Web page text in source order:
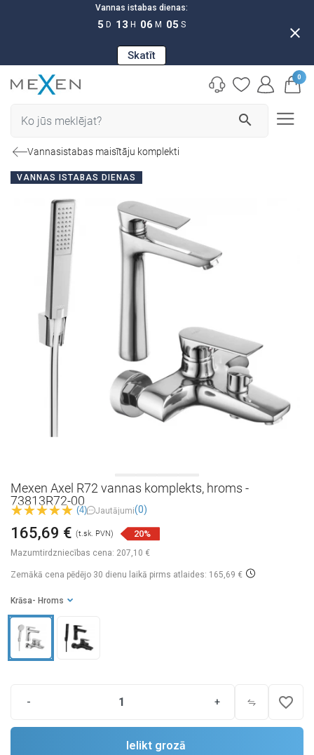
Vannas istabas dienas:
5 D 13 H 06 M 04 S
Skatīt
close
search
0
Vannasistabas maisītāju komplekti
VANNAS ISTABAS DIENAS
Mexen Axel R72 vannas komplekts, hroms -
73813R72-00
(4) Jautājumi(0)
Mazumtirdzniecības cena: 207,10 €
165,69 € (t.sk. PVN) 20%
Zemākā cena pēdējo 30 dienu laikā pirms atlaides: 165,69 €
Krāsa - Hroms
- + favorite_border
Ielikt grozā